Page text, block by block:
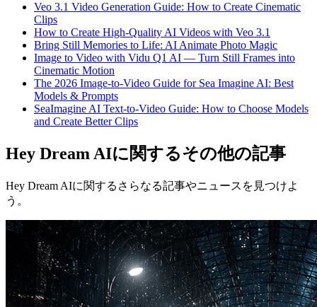
Veo 3.1 Video Generation Guide: How to Create Cinematic
Clips
How to Create High-Quality AI Videos with Veo 3.1
Bring Still Memories to Life: AI Animate Photo Magic
Image to Video with Vidu Q1 AI — Turn Still Frames into
Cinematic Motion
The 2026 Image-to-Video Guide for Sea Imagine AI: Best
Models & Prompts
SeaImagine AI Text-to-Video Guide: How to Choose Models
and Create Better Clips
Hey Dream AIに関するその他の記事
Hey Dream AIに関するさらなる記事やニュースを見つけよ
う。